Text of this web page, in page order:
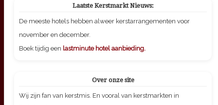
Laatste Kerstmarkt Nieuws:
De meeste hotels hebben alweer kerstarrangementen voor
november en december.
Boek tijdig een lastminute hotel aanbieding.
Over onze site
Wij zijn fan van kerstmis. En vooral van kerstmarkten in